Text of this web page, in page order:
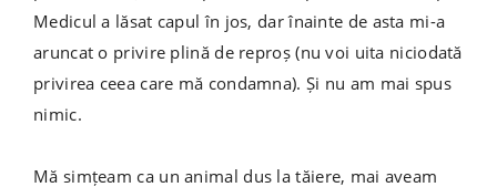
Medicul a lăsat capul în jos, dar înainte de asta mi-a
aruncat o privire plină de reproș (nu voi uita niciodată
privirea ceea care mă condamna). Și nu am mai spus
nimic.
Mă simțeam ca un animal dus la tăiere, mai aveam